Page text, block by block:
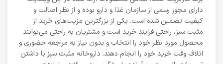
دارای مجوز رسمی از سازمان غذا و دارو بوده و از نظر اصالت و
کیفیت تضمین شده است. یکی از بزرگترین مزیت‌های خرید از
مثبت سبز، راحتی فرایند خرید است و مشتریان به راحتی می‌توانند
محصول مورد نظر خود را انتخاب و بدون نیاز به مراجعه حضوری و
اتلاف وقت خرید خود را انجام دهند. داروخانه مثبت سبز با داشتن